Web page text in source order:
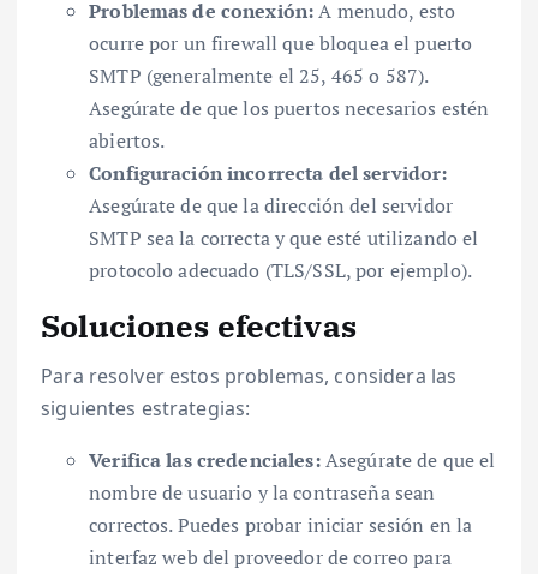
Problemas de conexión:A menudo, esto
ocurre por un firewall que bloquea el puerto
SMTP (generalmente el 25, 465 o 587).
Asegúrate de que los puertos necesarios estén
abiertos.
Configuración incorrecta del servidor:
Asegúrate de que la dirección del servidor
SMTP sea la correcta y que esté utilizando el
protocolo adecuado (TLS/SSL, por ejemplo).
Soluciones efectivas
Para resolver estos problemas, considera las
siguientes estrategias:
Verifica las credenciales:Asegúrate de que el
nombre de usuario y la contraseña sean
correctos. Puedes probar iniciar sesión en la
interfaz web del proveedor de correo para